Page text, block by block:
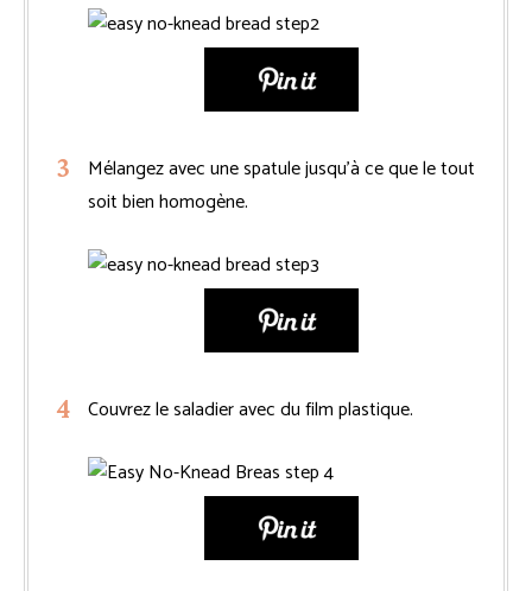
Mélangez avec une spatule jusqu’à ce que le tout
soit bien homogène.
Couvrez le saladier avec du film plastique.